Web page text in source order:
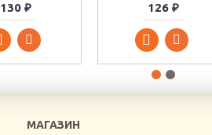
130 ₽ 126 ₽
МАГАЗИН